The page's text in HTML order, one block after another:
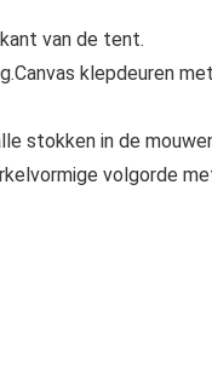
van de tent.
klepdeuren
stokken in de
volgorde